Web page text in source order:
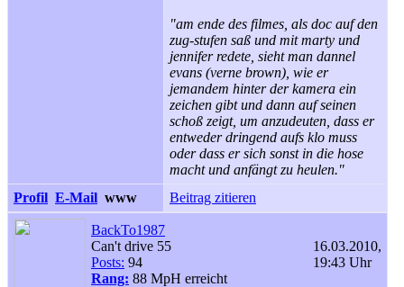
"am ende des filmes, als doc auf den
zug-stufen saß und mit marty und
jennifer redete, sieht man dannel
evans (verne brown), wie er
jemandem hinter der kamera ein
zeichen gibt und dann auf seinen
schoß zeigt, um anzudeuten, dass er
entweder dringend aufs klo muss
oder dass er sich sonst in die hose
macht und anfängt zu heulen."
Profil E-Mail www Beitrag zitieren
BackTo1987
Can't drive 55
Posts: 94
Rang: 88 MpH erreicht
16.03.2010,
19:43 Uhr